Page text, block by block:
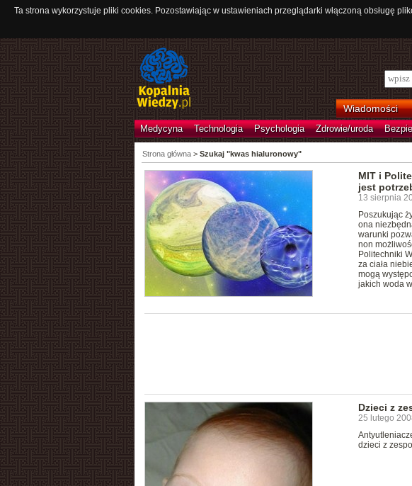
Ta strona wykorzystuje pliki cookies. Pozostawiając w ustawieniach przeglądarki włączoną obsługę
Wiadomości
Medycyna Technologia Psychologia Zdrowie/uroda
Strona główna> Szukaj "kwas hialuronowy"
MIT i
jest
13 sierpnia
Poszukując
ona
warunki
non
Politechniki
za ciała
mogą
jakich woda
Dzieci z
25 lutego
dzieci z